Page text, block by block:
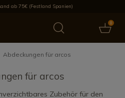
ab 75€ (Festland Spanien)
0
Aktuelles Bestseller
Abdeckungen für arcos
für arcos
Zubehör für den